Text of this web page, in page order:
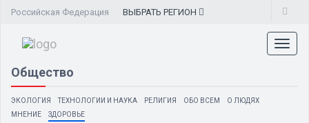
Российская Федерация ВЫБРАТЬ РЕГИОН
Общество
ЭКОЛОГИЯ ТЕХНОЛОГИИ И НАУКА РЕЛИГИЯ ОБО ВСЕМ
О ЛЮДЯХ
МНЕНИЕ
ЗДОРОВЬЕ